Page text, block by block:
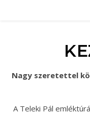
Nagy szeretettel köszöntünk a Teleki Pál emléktúrák
A Teleki Pál